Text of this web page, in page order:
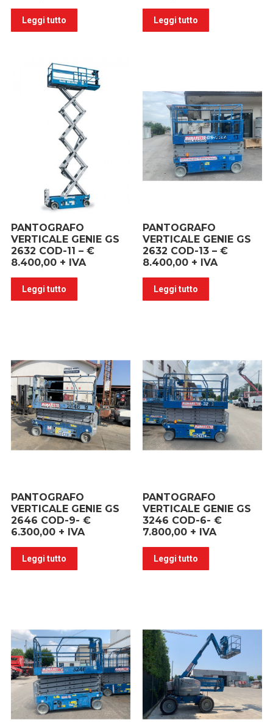
Leggi tutto Leggi tutto
PANTOGRAFO
VERTICALE GENIE GS
2632 COD-11 – €
8.400,00 + IVA
Leggi tutto
PANTOGRAFO
VERTICALE GENIE GS
2632 COD-13 – €
8.400,00 + IVA
Leggi tutto
PANTOGRAFO
VERTICALE GENIE GS
2646 COD-9- €
6.300,00 + IVA
Leggi tutto
PANTOGRAFO
VERTICALE GENIE GS
3246 COD-6- €
7.800,00 + IVA
Leggi tutto